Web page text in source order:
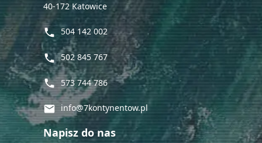
40-172 Katowice
phone 504 142 002
phone 502 845 767
phone 573 744 786
mail info@7kontynentow.pl
Napisz do nas